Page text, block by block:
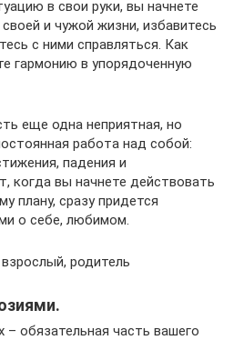
в свои руки, вы начнете
и чужой жизни, избавитесь
с ними справляться. Как
гармонию в упорядоченную
еще одна неприятная, но
работа над собой:
падения и
когда вы начнете действовать
плану, сразу придется
о себе, любимом.
родитель
обязательная часть вашего